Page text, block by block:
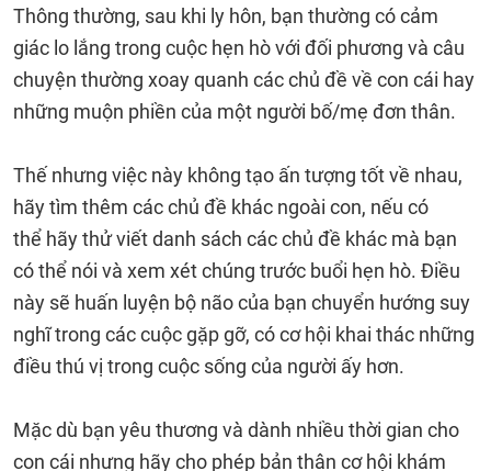
Thông thường, sau khi ly hôn, bạn thường có cảm
giác lo lắng trong cuộc hẹn hò với đối phương và câu
chuyện thường xoay quanh các chủ đề về con cái hay
những muộn phiền của một người bố/mẹ đơn thân.
Thế nhưng việc này không tạo ấn tượng tốt về nhau,
hãy tìm thêm các chủ đề khác ngoài con, nếu có
thể hãy thử viết danh sách các chủ đề khác mà bạn
có thể nói và xem xét chúng trước buổi hẹn hò. Điều
này sẽ huấn luyện bộ não của bạn chuyển hướng suy
nghĩ trong các cuộc gặp gỡ, có cơ hội khai thác những
điều thú vị trong cuộc sống của người ấy hơn.
Mặc dù bạn yêu thương và dành nhiều thời gian cho
con cái nhưng hãy cho phép bản thân cơ hội khám